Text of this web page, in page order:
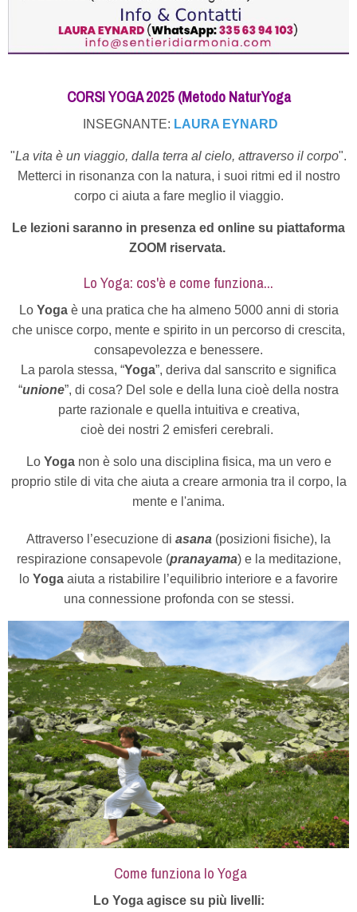
CORSI YOGA 2025 (Metodo NaturYoga
INSEGNANTE: LAURA EYNARD
"La vita è un viaggio, dalla terra al cielo, attraverso il corpo".
Metterci in risonanza con la natura, i suoi ritmi ed il nostro
corpo ci aiuta a fare meglio il viaggio.
Le lezioni saranno in presenza ed online su piattaforma
ZOOM riservata.
Lo Yoga: cos'è e come funziona...
Lo Yoga è una pratica che ha almeno 5000 anni di storia
che unisce corpo, mente e spirito in un percorso di crescita,
consapevolezza e benessere.
La parola stessa, “Yoga”, deriva dal sanscrito e significa
“unione”, di cosa? Del sole e della luna cioè della nostra
parte razionale e quella intuitiva e creativa,
cioè dei nostri 2 emisferi cerebrali.
Lo Yoganon è solo una disciplina fisica, ma un vero e
proprio stile di vita che aiuta a creare armonia tra il corpo, la
mente e l'anima.
Attraverso l’esecuzione di asana (posizioni fisiche), la
respirazione consapevole (pranayama) e la meditazione,
lo Yoga aiuta a ristabilire l’equilibrio interiore e a favorire
una connessione profonda con se stessi.
Come funziona lo Yoga
Lo Yoga agisce su più livelli: